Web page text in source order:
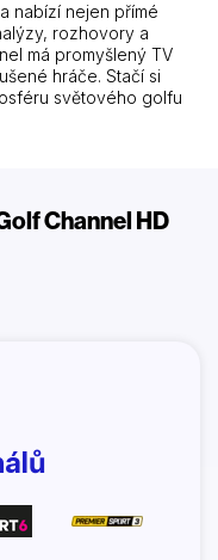
nabízí nejen přímé
rozhovory a
má promyšlený TV
hráče. Stačí si
světového golfu
Channel HD